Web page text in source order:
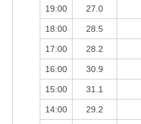
19:00 27.0
18:00 28.5
17:00 28.2
16:00 30.9
15:00 31.1
14:00 29.2